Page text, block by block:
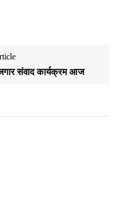
संवाद कार्यक्रम आज